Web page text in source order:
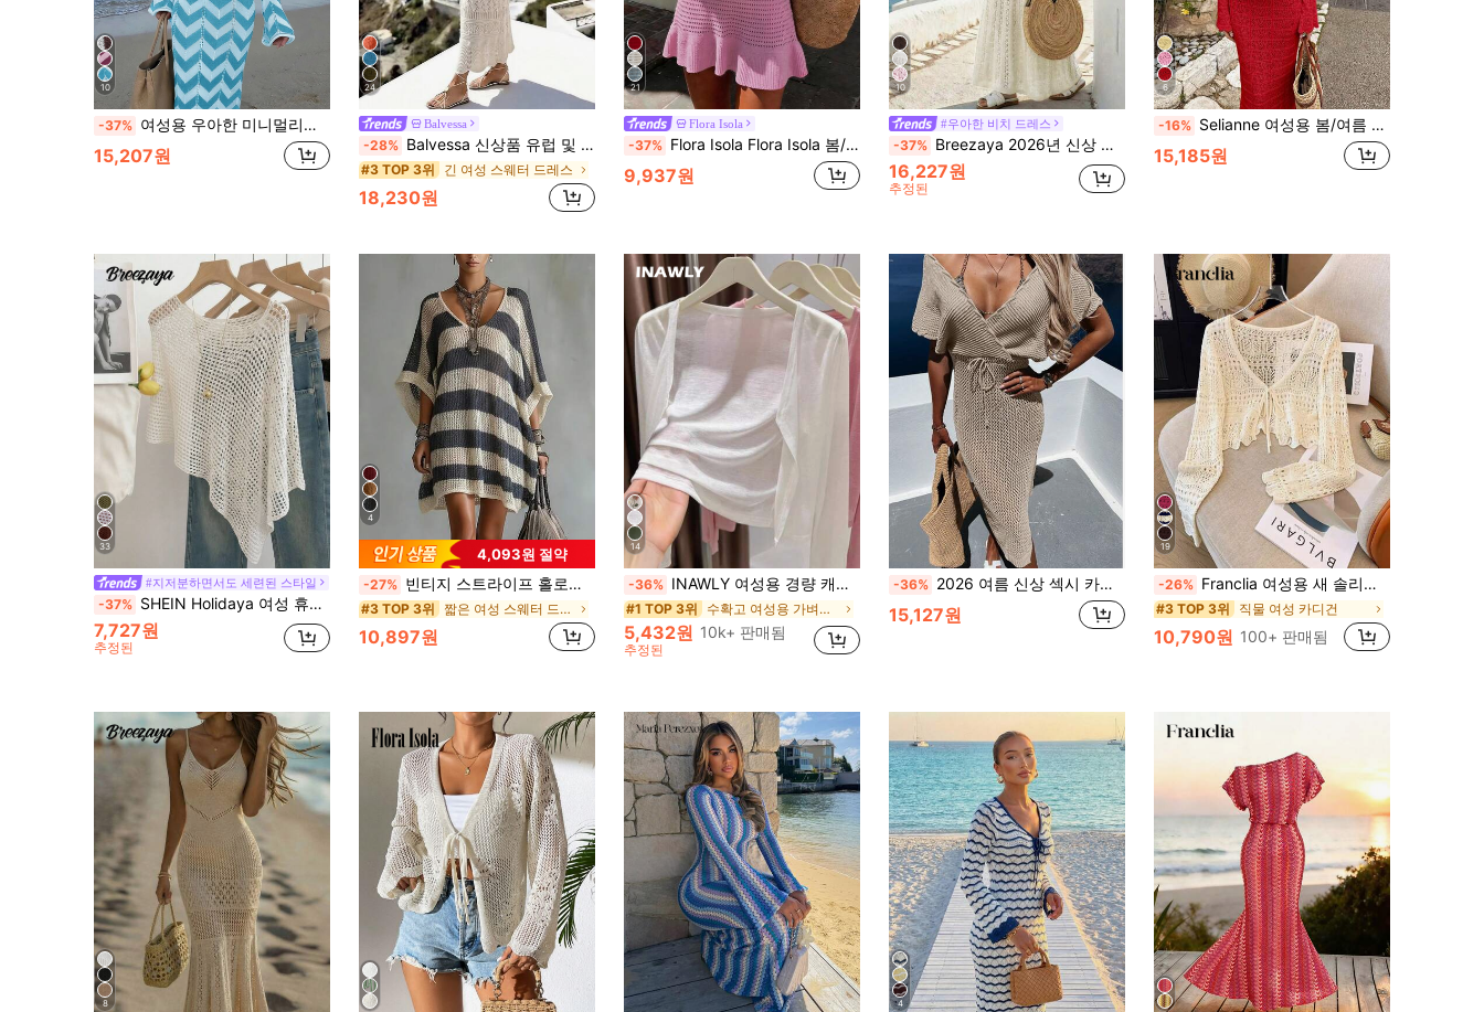
10
-37% 여성용 우아한 미니멀리스트 텍스처 드레스, 휴가, 해변, 휴일, 우아한 파티에 적합, 여성 휴가 의상, 여성 해변 커버업 가을
15,207원
24
Balvessa
-28% Balvessa 신상품 유럽 및 미국 패션 휴가 캐주얼 혼합 색상 니트 스웨터 드레스
#3 TOP 3위 긴 여성 스웨터 드레스
18,230원
21
Flora Isola
-37% Flora Isola Flora Isola 봄/여름 민소매 브이넥 등 없는 니트 드레스, 여성용 캐주얼 비치 휴가 스타일
9,937원
10
#우아한 비치 드레스
-37% Breezaya 2026년 신상 봄/여름 유럽 및 미국 스타일 섹시한 허리 라인 캐주얼 휴가 데일리 야외 여성 로맨틱 비치 파티 저녁 모임 해변 니트 베이지 여성 스웨터 드레스, 할로우 아웃 게으른 편안함, 발렌타인 데이에 적합
16,227원
추정된
6
-16% Selianne 여성용 봄/여름 우아한 핏 홀로우 텍스처 웨이브 엣지 네크라인 니트 드레스
15,185원
33
#지저분하면서도 세련된 스타일
-37% SHEIN Holidaya 여성 휴가 솔리드 컬러 비대칭 밑단 할로우 아웃 스웨터 여성 캐주얼 의상 여성 비치 커버업 여성 여름 의상 메쉬 탑 커버업 여성 여름 상의
7,727원
추정된
4
4,093원 절약
-27% 빈티지 스트라이프 홀로우아웃 니트 드레스, 여성용 브이넥 배트윙 소매 비치 커버업, 루즈 슬리밍 홀로우 크로셰 니트 드레스 여름, 리조트 웨어
#3 TOP 3위 짧은 여성 스웨터 드레스
10,897원
14
-36% INAWLY 여성용 경량 캐주얼 가디건, 여름
#1 TOP 3위 수확고 여성용 가벼운 카디건
5,432원 10k+ 판매됨
추정된
-36% 2026 여름 신상 섹시 카키 할로우 브이넥 옆트임 슬림핏 니트 드레스, 휴가, 음악 축제, 콘서트, 생일, 데이트, 스트리트 스타일에 적합
15,127원
19
-26% Franclia 여성용 새 솔리드 컬러 홀로우 아웃 크로셰 니트 레이스 경량 가디건, 다용도 커버업
#3 TOP 3위 직물 여성 카디건
10,790원 100+ 판매됨
8 4